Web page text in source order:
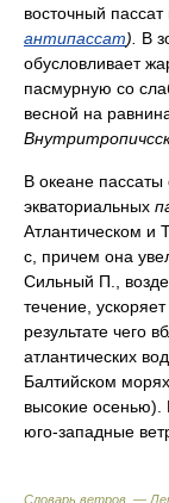
восточный
антипассат). В
обусловливает
пасмурную со
весной на
В океане
экваториальных
Атлантическом и
с, причем она
Сильный П.,
течение,
результате чего
атлантических
Балтийском
высокие
юго-западные
Словарь ветров. —